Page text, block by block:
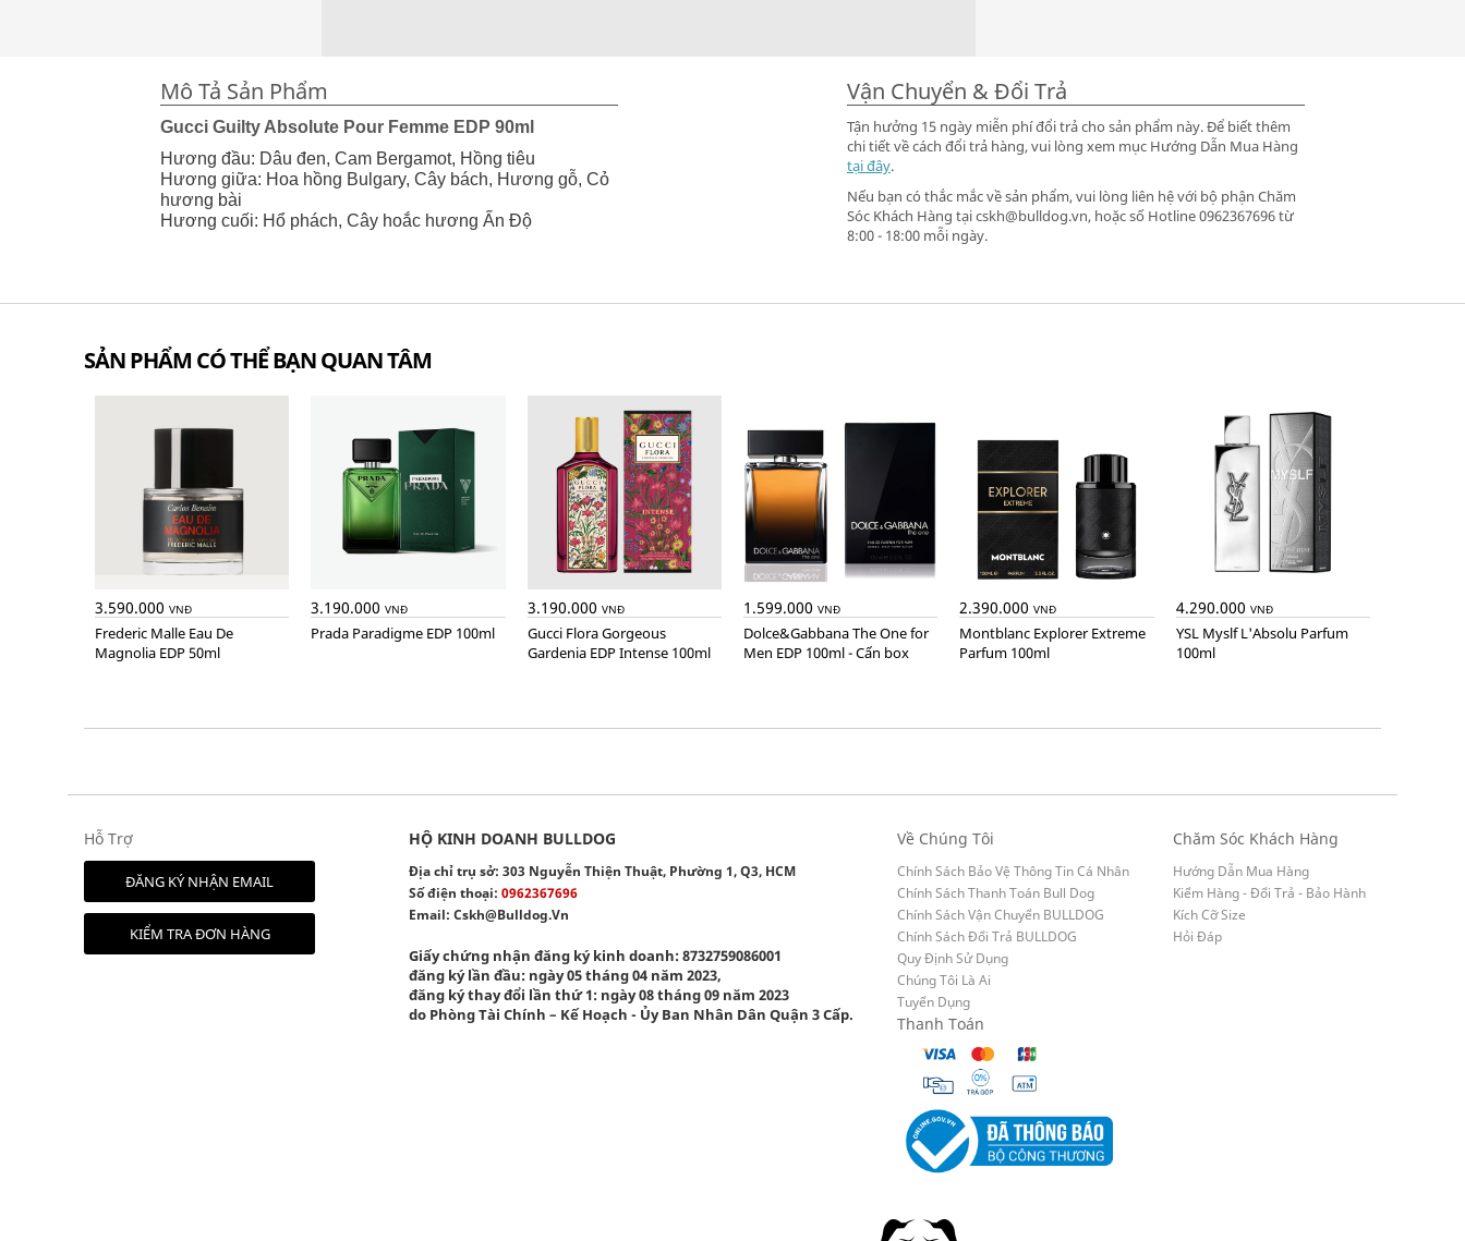
Mô Tả Sản Phẩm
Gucci Guilty Absolute Pour Femme EDP 90ml
Hương đầu: Dâu đen, Cam Bergamot, Hồng tiêu
Hương giữa: Hoa hồng Bulgary, Cây bách, Hương gỗ, Cỏ
hương bài
Hương cuối: Hổ phách, Cây hoắc hương Ấn Độ
Vận Chuyển & Đổi Trả
Tận hưởng 15 ngày miễn phí đổi trả cho sản phẩm này. Để biết thêm
chi tiết về cách đổi trả hàng, vui lòng xem mục Hướng Dẫn Mua Hàng
tại đây.
Nếu bạn có thắc mắc về sản phẩm, vui lòng liên hệ với bộ phận Chăm
Sóc Khách Hàng tại cskh@bulldog.vn, hoặc số Hotline 0962367696 từ
8:00 - 18:00 mỗi ngày.
SẢN PHẨM CÓ THỂ BẠN QUAN TÂM
3.590.000 VNĐ
Frederic Malle Eau De
Magnolia EDP 50ml
3.190.000VNĐ
Prada Paradigme EDP 100ml
3.190.000 VNĐ
Gucci Flora Gorgeous
Gardenia EDP Intense 100ml
1.599.000 VNĐ
Dolce&Gabbana The One for
Men EDP 100ml - Cấn box
2.390.000VNĐ
Montblanc Explorer Extreme
Parfum 100ml
4.290.000 VNĐ
YSL Myslf L'Absolu Parfum
100ml
Hỗ Trợ
ĐĂNG KÝ NHẬN EMAIL
KIỂM TRA ĐƠN HÀNG
HỘ KINH DOANH BULLDOG
Địa chỉ trụ sở: 303 Nguyễn Thiện Thuật, Phường 1, Q3, HCM
Số điện thoại: 0962367696
Email: Cskh@bulldog.vn
Giấy chứng nhận đăng ký kinh doanh: 8732759086001
đăng ký lần đầu: ngày 05 tháng 04 năm 2023,
đăng ký thay đổi lần thứ 1: ngày 08 tháng 09 năm 2023
do Phòng Tài Chính – Kế Hoạch - Ủy Ban Nhân Dân Quận 3 Cấp.
Về Chúng Tôi
Chính Sách Bảo Vệ Thông Tin Cá Nhân
Chính Sách Thanh Toán Bull Dog
Chính Sách Vận Chuyển BULLDOG
Chính Sách Đổi Trả BULLDOG
Quy Định Sử Dụng
Chúng Tôi Là Ai
Tuyển Dụng
Chăm Sóc Khách Hàng
Hướng Dẫn Mua Hàng
Kiểm Hàng - Đổi Trả - Bảo Hành
Kích Cỡ Size
Hỏi Đáp
Thanh Toán